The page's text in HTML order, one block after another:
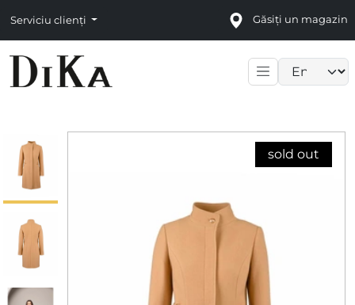
Serviciu clienți Găsiți un magazin
sold out